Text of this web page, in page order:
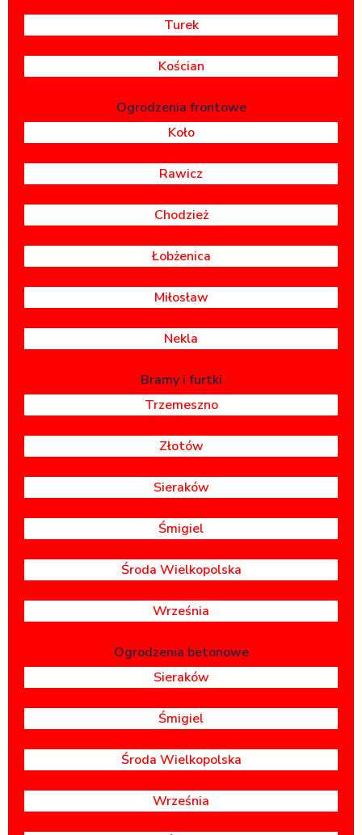
Turek
Kościan
Ogrodzenia frontowe
Koło
Rawicz
Chodzież
Łobżenica
Miłosław
Nekla
Bramy i furtki
Trzemeszno
Złotów
Sieraków
Śmigiel
Środa Wielkopolska
Września
Ogrodzenia betonowe
Sieraków
Śmigiel
Środa Wielkopolska
Września